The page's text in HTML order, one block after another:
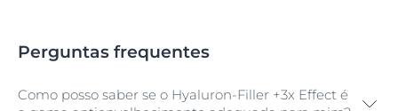
Perguntas frequentes
Como posso saber se o Hyaluron-Filler +3x Effect é